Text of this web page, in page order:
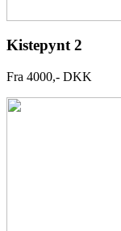
Kistepynt 2
Fra 4000,- DKK